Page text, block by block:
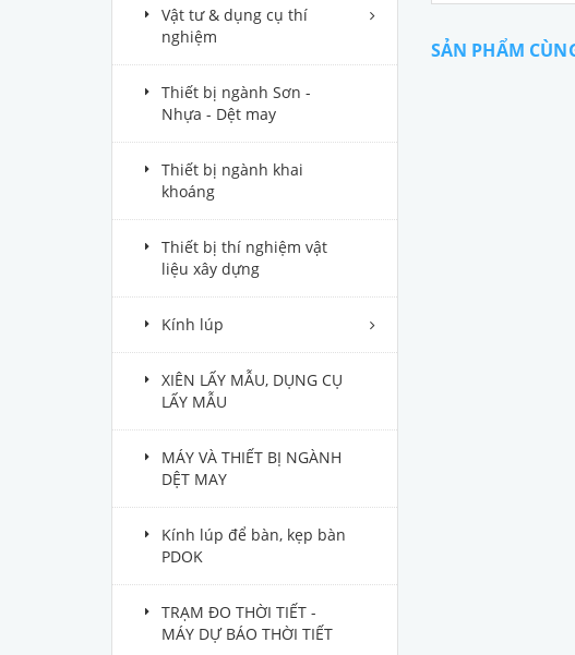
Vật tư & dụng cụ thí
nghiệm
Thiết bị ngành Sơn -
Nhựa - Dệt may
Thiết bị ngành khai
khoáng
Thiết bị thí nghiệm vật
liệu xây dựng
Kính lúp
XIÊN LẤY MẪU, DỤNG CỤ
LẤY MẪU
MÁY VÀ THIẾT BỊ NGÀNH
DỆT MAY
Kính lúp để bàn, kẹp bàn
PDOK
TRẠM ĐO THỜI TIẾT -
MÁY DỰ BÁO THỜI TIẾT
SẢN PHẨM